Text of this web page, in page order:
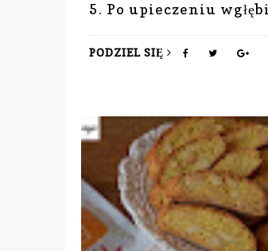
5. Po upieczeniu
PODZIEL SIĘ